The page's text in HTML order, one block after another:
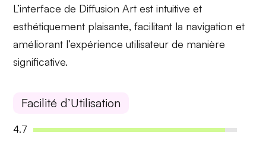
L’interface de Diffusion Art estintuitive et
esthétiquement plaisante, facilitant la navigation et
améliorant l’expérience utilisateur de manière
significative.
Facilité d’Utilisation
4.7